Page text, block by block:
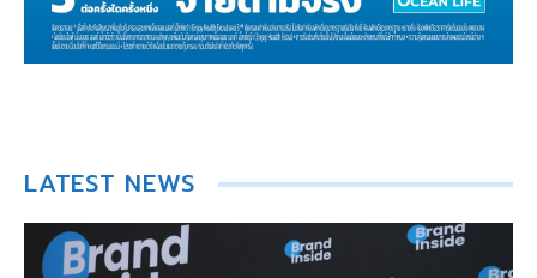
LATEST NEWS